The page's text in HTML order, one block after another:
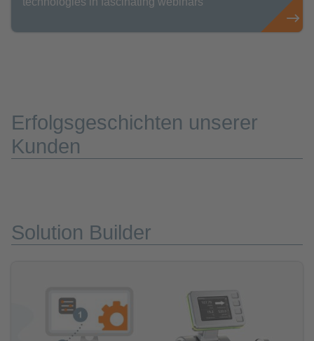
Erfolgsgeschichten unserer
Kunden
Solution Builder